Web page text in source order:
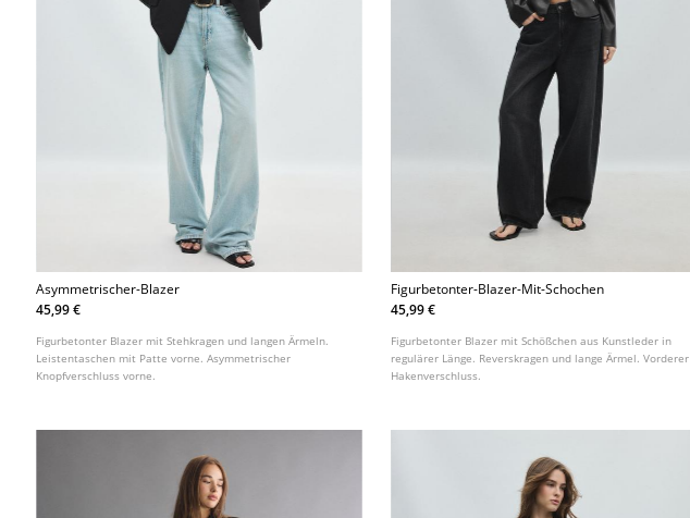
Asymmetrischer-Blazer
45,99 €
Figurbetonter Blazer mit Stehkragen und langen Ärmeln.
Leistentaschen mit Patte vorne. Asymmetrischer
Knopfverschluss vorne.
Figurbetonter-Blazer-Mit-Schochen
45,99 €
Figurbetonter Blazer mit Schößchen aus Kunstleder in
regulärer Länge. Reverskragen und lange Ärmel. Vorderer
Hakenverschluss.